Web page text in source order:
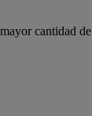
cantidad